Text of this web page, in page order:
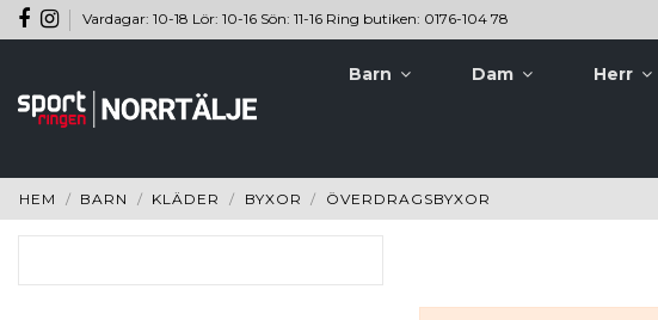
Vardagar: 10-18 Lör: 10-16 Sön: 11-16 Ring butiken: 0176-104 78
Barn Dam Herr
HEM BARN KLÄDER BYXOR ÖVERDRAGSBYXOR